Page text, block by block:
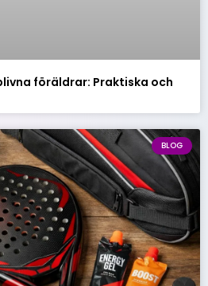
föräldrar: Praktiska och
BLOG